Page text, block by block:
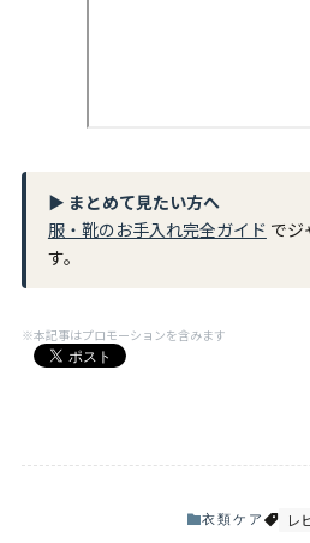
▶ まとめて見たい方へ
服・靴のお手入れ完全ガイド でジ
す。
※本記事はプロモーションを含みます
衣類ケア レ